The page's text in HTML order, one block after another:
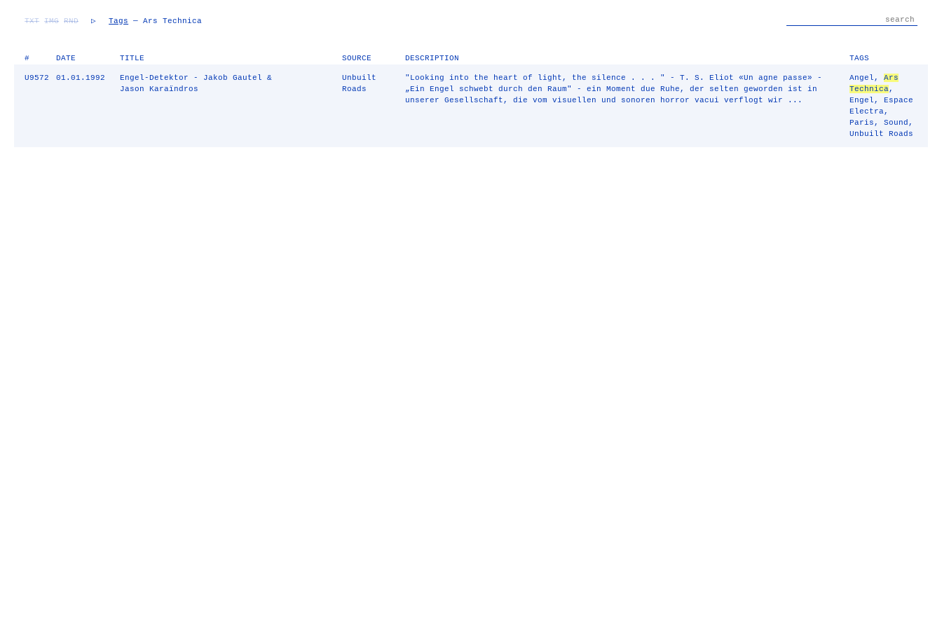
TXT IMG RND ▷ Tags — Ars Technica
# DATE TITLE SOURCE DESCRIPTION TAGS
U9572 01.01.1992
Engel-Detektor - Jakob Gautel &
Jason Karaïndros
Unbuilt
Roads
"Looking into the heart of light, the silence . . . " - T. S. Eliot «Un agne passe» -
„Ein Engel schwebt durch den Raum" - ein Moment due Ruhe, der selten geworden ist in
unserer Gesellschaft, die vom visuellen und sonoren horror vacui verflogt wir ...
Angel ,Ars
Technica,
Engel ,Espace
Electra,
Paris ,Sound ,
Unbuilt Roads